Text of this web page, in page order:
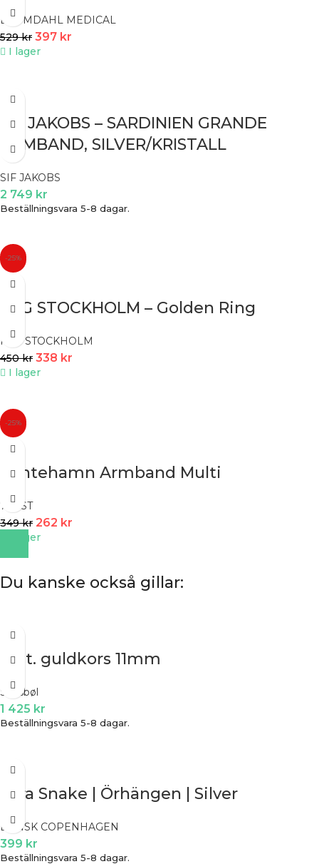
BLOMDAHL MEDICAL
529kr 397 kr
I lager
SIF JAKOBS – SARDINIEN GRANDE
ARMBAND, SILVER/KRISTALL
SIF JAKOBS
2 749 kr
Beställningsvara 5-8 dagar.
-25%
PFG STOCKHOLM – Golden Ring
PFG STOCKHOLM
450kr 338 kr
I lager
-25%
Klintehamn Armband Multi
7EAST
349kr 262 kr
I lager
Du kanske också gillar:
14ct. guldkors 11mm
Siersbøl
1 425 kr
Beställningsvara 5-8 dagar.
Tara Snake | Örhängen | Silver
DANSK COPENHAGEN
399 kr
Beställningsvara 5-8 dagar.